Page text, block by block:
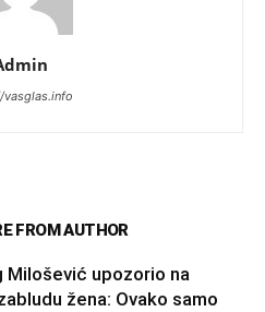
FROM AUTHOR
Milošević upozorio na
žena: Ovako samo